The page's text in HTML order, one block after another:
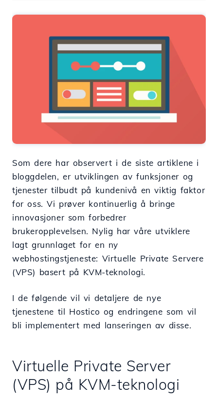
Som dere har observert i de siste artiklene i
bloggdelen, er utviklingen av funksjoner og
tjenester tilbudt på kundenivå en viktig faktor
for oss. Vi prøver kontinuerlig å bringe
innovasjoner som forbedrer
brukeropplevelsen. Nylig har våre utviklere
lagt grunnlaget for en ny
webhostingstjeneste: Virtuelle Private Servere
(VPS) basert på KVM-teknologi.
I de følgende vil vi detaljere de nye
tjenestene til Hostico og endringene som vil
bli implementert med lanseringen av disse.
Virtuelle Private Server
(VPS) på KVM-teknologi